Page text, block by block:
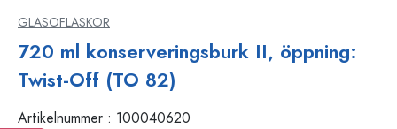
GLASOFLASKOR
720 ml konserveringsburk II, öppning:
Twist-Off (TO 82)
Artikelnummer : 100040620